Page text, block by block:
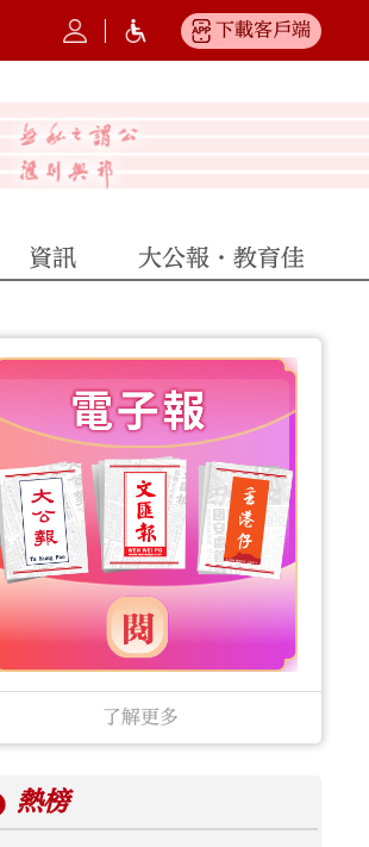
下載客戶端
資訊 大公報·教育佳
了解更多
熱榜